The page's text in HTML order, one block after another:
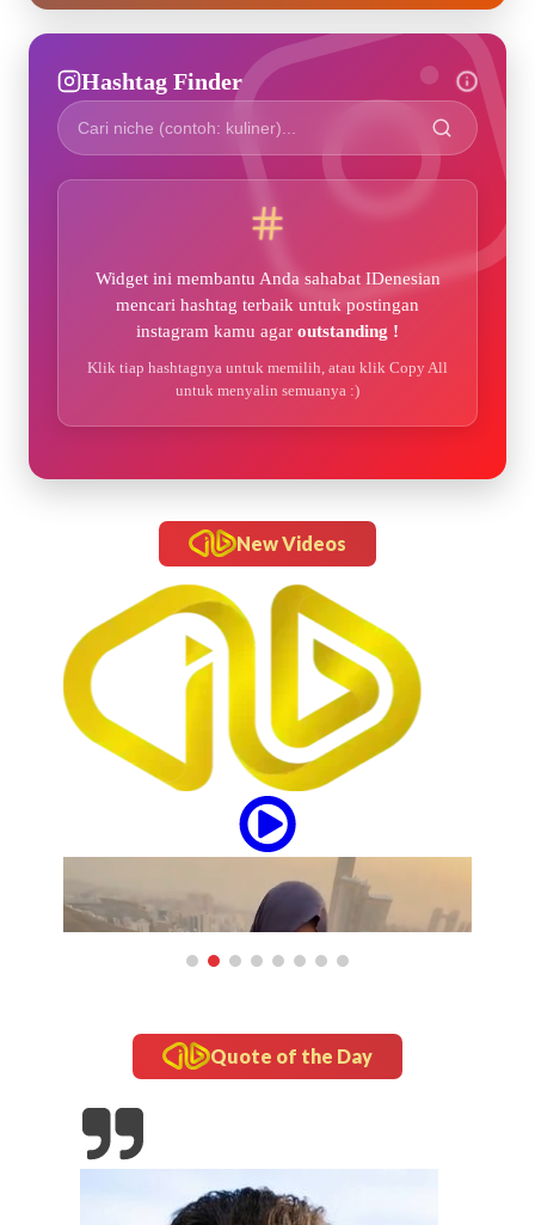
Hashtag Finder
Widget ini membantu Anda sahabat IDenesian
mencari hashtag terbaik untuk postingan
instagram kamu agar outstanding !
Klik tiap hashtagnya untuk memilih, atau klik Copy All
untuk menyalin semuanya :)
New Videos
Tampil Nyentrik di The Sounds Project, Naykilla
Quote of the Day